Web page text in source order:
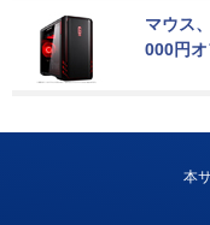
マウス
000円オ
本